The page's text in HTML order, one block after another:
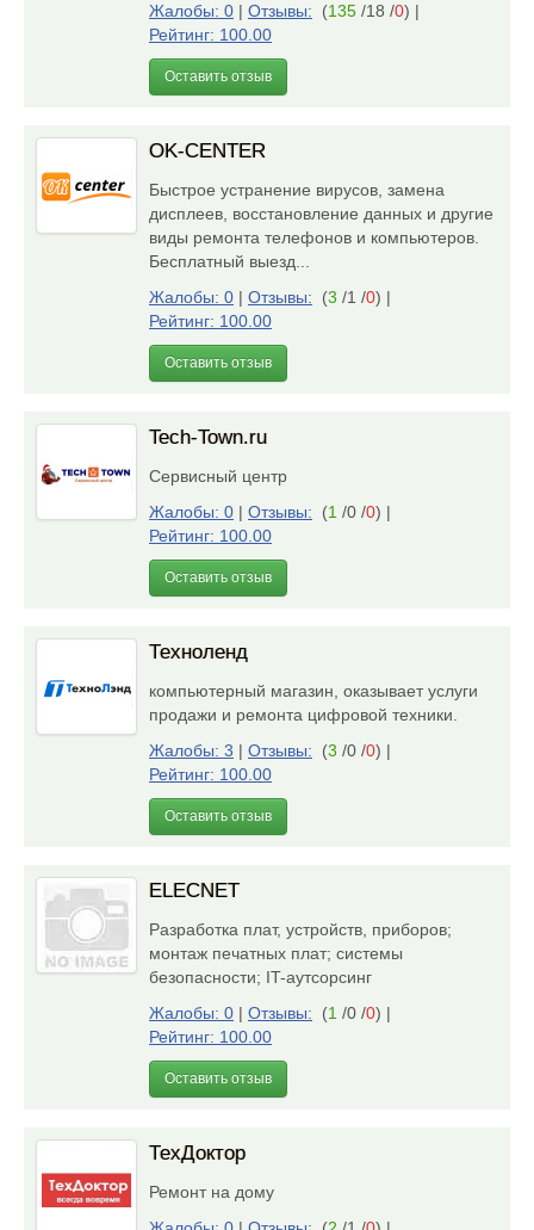
Жалобы: 0 | Отзывы: (135 /18 /0) |
Рейтинг: 100.00
Оставить отзыв
OK-CENTER
Быстрое устранение вирусов, замена
дисплеев, восстановление данных и другие
виды ремонта телефонов и компьютеров.
Бесплатный выезд...
Жалобы: 0 | Отзывы: (3 /1 /0) |
Рейтинг: 100.00
Оставить отзыв
Tech-Town.ru
Сервисный центр
Жалобы: 0 | Отзывы: (1 /0 /0) |
Рейтинг: 100.00
Оставить отзыв
Техноленд
компьютерный магазин, оказывает услуги
продажи и ремонта цифровой техники.
Жалобы: 3 | Отзывы: (3 /0 /0) |
Рейтинг: 100.00
Оставить отзыв
ELECNET
Разработка плат, устройств, приборов;
монтаж печатных плат; системы
безопасности; IT-аутсорсинг
Жалобы: 0 | Отзывы: (1 /0 /0) |
Рейтинг: 100.00
Оставить отзыв
ТехДоктор
Ремонт на дому